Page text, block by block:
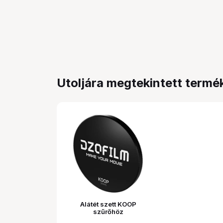
Utoljára megtekintett
Alátét szett KOOP
szűrőhöz